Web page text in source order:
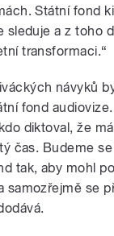
Státní fond
sleduje a z toho
transformaci.“
návyků
fond
diktoval, že
čas. Budeme
tak, aby mohl
samozřejmě se